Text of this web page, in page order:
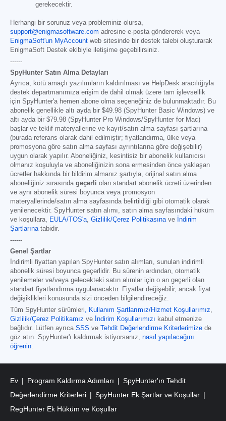
gerekecektir.
Herhangi bir sorunuz veya probleminiz olursa,
support@enigmasoftware.com adresine e-posta göndererek veya
EnigmaSoft'un MyAccount web sitesinde bir destek talebi oluşturarak
EnigmaSoft Destek ekibiyle iletişime geçebilirsiniz.
------
SpyHunter Satın Alma Detayları
Ayrıca, kötü amaçlı yazılımların kaldırılması ve HelpDesk aracılığıyla
destek departmanımıza erişim de dahil olmak üzere tam işlevsellik
için SpyHunter'a hemen abone olma seçeneğiniz de bulunmaktadır. Bu
abonelik genellikle altı ayda bir $49.98 (SpyHunter Basic Windows) ve
altı ayda bir $79.98 (SpyHunter Pro Windows/SpyHunter for Mac)
başlar ve teklif materyallerine ve kayıt/satın alma sayfası şartlarına
(burada referans olarak dahil edilmiştir; fiyatlandırma, ülke veya
promosyona göre satın alma sayfası ayrıntılarına göre değişebilir)
uygun olarak yapılır. Aboneliğiniz, kesintisiz bir abonelik kullanıcısı
olmanız koşuluyla ve aboneliğinizin sona ermesinden önce yaklaşan
ücretler hakkında bir bildirim almanız şartıyla, orijinal satın alma
aboneliğiniz sırasında geçerli olan standart abonelik ücreti üzerinden
ve aynı abonelik süresi boyunca veya promosyon
materyallerinde/satın alma sayfasında belirtildiği gibi otomatik olarak
yenilenecektir. SpyHunter satın alımı, satın alma sayfasındaki hüküm
ve koşullara,
EULA/TOS'a Gizlilik/Çerez Politikasına ve İndirim
Şartlarına tabidir.
------
Genel Şartlar
İndirimli fiyattan yapılan SpyHunter satın alımları, sunulan indirimli
abonelik süresi boyunca geçerlidir. Bu sürenin ardından, otomatik
yenilemeler ve/veya gelecekteki satın alımlar için o an geçerli olan
standart fiyatlandırma uygulanacaktır. Fiyatlar değişebilir, ancak fiyat
değişiklikleri konusunda sizi önceden bilgilendireceğiz.
Tüm SpyHunter sürümleri
Kullanım Şartlarımız/Hizmet Koşullarımız
Gizlilik/Çerez Politikamız ve İndirim Koşullarımızı kabul etmenize
bağlıdır. Lütfen ayrıca SSS ve Tehdit Değerlendirme Kriterlerimize de
göz atın. SpyHunter'ı kaldırmak istiyorsanız, nasıl yapılacağını
öğrenin
Ev Program Kaldırma Adımları
SpyHunter'ın Tehdit
Değerlendirme Kriterleri
SpyHunter Ek Şartlar ve Koşullar
RegHunter Ek Hüküm ve Koşullar